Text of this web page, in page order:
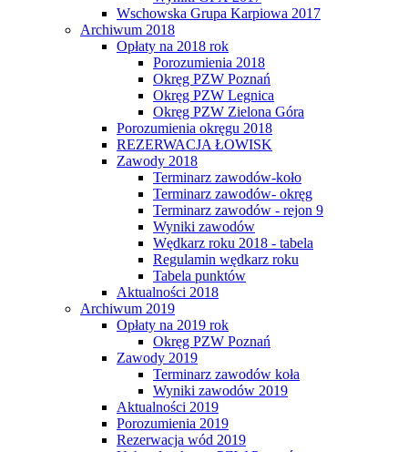
Wschowska Grupa Karpiowa 2017
Archiwum 2018
Opłaty na 2018 rok
Porozumienia 2018
Okręg PZW Poznań
Okręg PZW Legnica
Okręg PZW Zielona Góra
Porozumienia okręgu 2018
REZERWACJA ŁOWISK
Zawody 2018
Terminarz zawodów-koło
Terminarz zawodów- okręg
Terminarz zawodów - rejon 9
Wyniki zawodów
Wędkarz roku 2018 - tabela
Regulamin wędkarz roku
Tabela punktów
Aktualności 2018
Archiwum 2019
Opłaty na 2019 rok
Okręg PZW Poznań
Zawody 2019
Terminarz zawodów koła
Wyniki zawodów 2019
Aktualności 2019
Porozumienia 2019
Rezerwacja wód 2019